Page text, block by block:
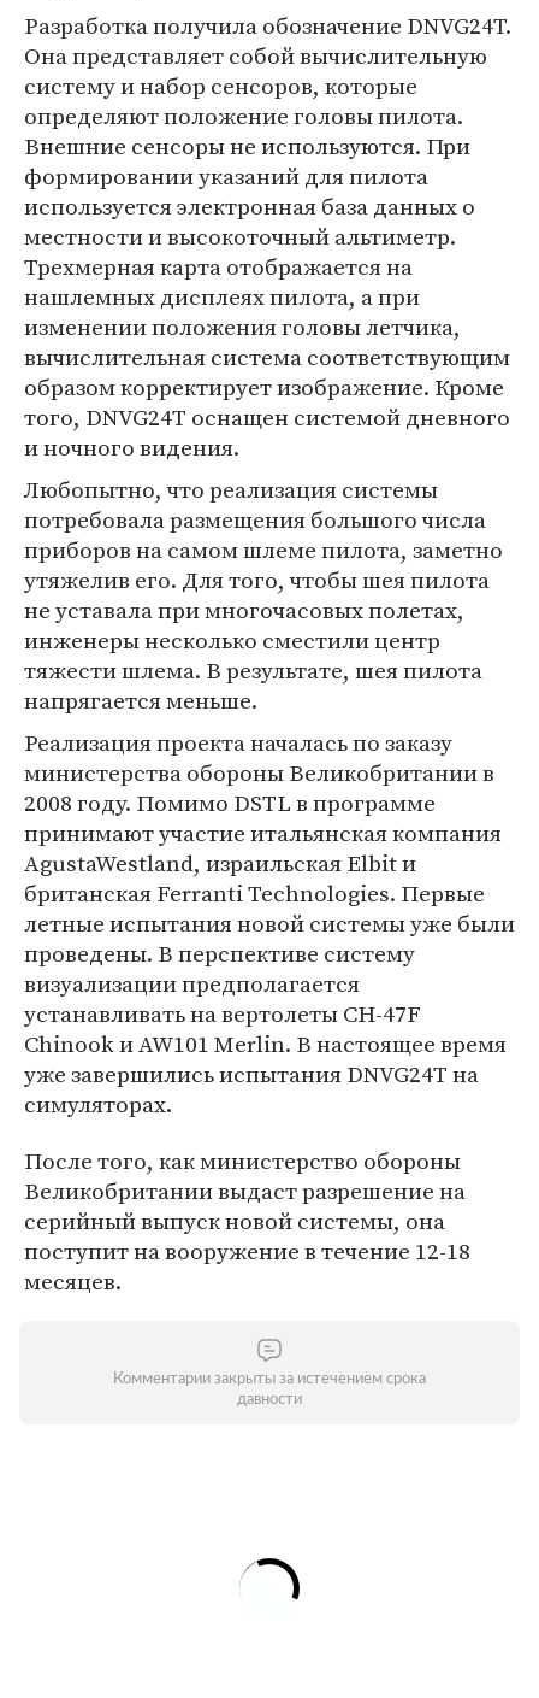
Разработка получила обозначение DNVG24T.
Она представляет собой вычислительную
систему и набор сенсоров, которые
определяют положение головы пилота.
Внешние сенсоры не используются. При
формировании указаний для пилота
используется электронная база данных о
местности и высокоточный альтиметр.
Трехмерная карта отображается на
нашлемных дисплеях пилота, а при
изменении положения головы летчика,
вычислительная система соответствующим
образом корректирует изображение. Кроме
того, DNVG24T оснащен системой дневного
и ночного видения.
Любопытно, что реализация системы
потребовала размещения большого числа
приборов на самом шлеме пилота, заметно
утяжелив его. Для того, чтобы шея пилота
не уставала при многочасовых полетах,
инженеры несколько сместили центр
тяжести шлема. В результате, шея пилота
напрягается меньше.
Реализация проекта началась по заказу
министерства обороны Великобритании в
2008 году. Помимо DSTL в программе
принимают участие итальянская компания
AgustaWestland, израильская Elbit и
британская Ferranti Technologies. Первые
летные испытания новой системы уже были
проведены. В перспективе систему
визуализации предполагается
устанавливать на вертолеты CH-47F
Chinook и AW101 Merlin. В настоящее время
уже завершились испытания DNVG24T на
симуляторах.
После того, как министерство обороны
Великобритании выдаст разрешение на
серийный выпуск новой системы, она
поступит на вооружение в течение 12-18
месяцев.
Комментарии закрыты за истечением срока
давности